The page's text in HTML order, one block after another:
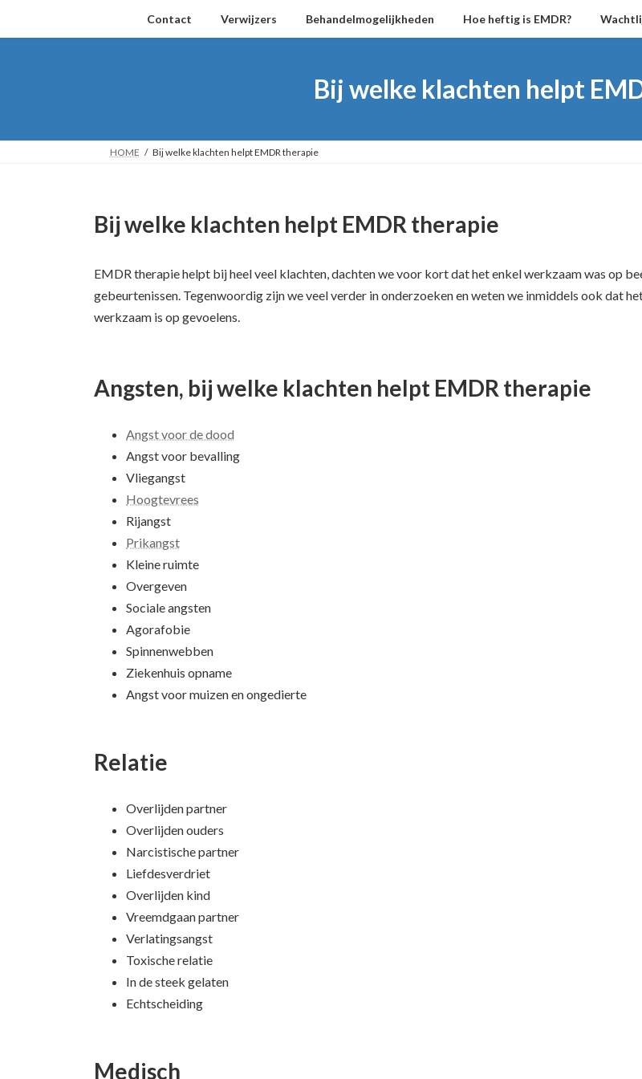
de
de
Contact Verwijzers Behandelmogelijkheden Hoe heftig is EMDR?
Bij welke klachten helpt
HOME Bij welke klachten helpt EMDR therapie
Bij welke klachten helpt EMDR therapie
EMDR therapie helpt bij heel veel klachten, dachten we voor kort dat het enkel werkzaam was op
gebeurtenissen. Tegenwoordig zijn we veel verder in onderzoeken en weten we inmiddels ook dat
werkzaam is op gevoelens.
Angsten, bij welke klachten helpt EMDR therapie
Angst voor de dood
Angst voor bevalling
Vliegangst
Hoogtevrees
Rijangst
Prikangst
Kleine ruimte
Overgeven
Sociale angsten
Agorafobie
Spinnenwebben
Ziekenhuis opname
Angst voor muizen en ongedierte
Relatie
Overlijden partner
Overlijden ouders
Narcistische partner
Liefdesverdriet
Overlijden kind
Vreemdgaan partner
Verlatingsangst
Toxische relatie
In de steek gelaten
Echtscheiding
Medisch